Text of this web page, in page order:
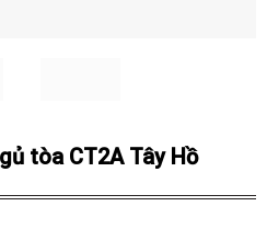
tòa CT2A Tây Hồ